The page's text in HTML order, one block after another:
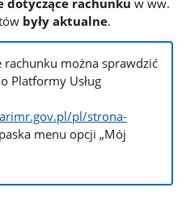
były aktualne.
rachunku można sprawdzić
Platformy Usług
pl/strona-
menu opcji „Mój